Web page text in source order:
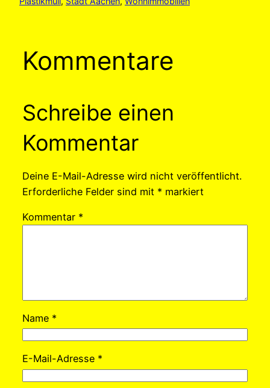
Kommentare
Schreibe einen
Kommentar
Deine E-Mail-Adresse wird nicht veröffentlicht.
Erforderliche Felder sind mit * markiert
Kommentar *
Name *
E-Mail-Adresse *